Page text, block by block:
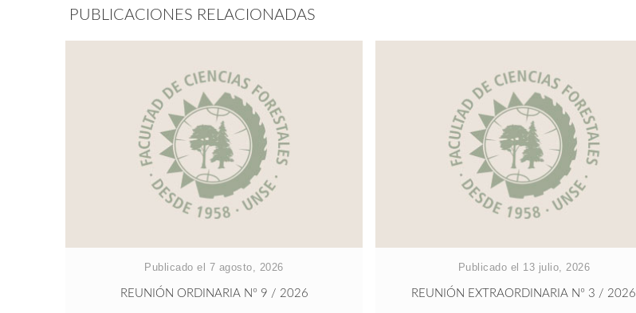
PUBLICACIONES RELACIONADAS
Publicado el 7 agosto, 2026
REUNIÓN ORDINARIA Nº 9 / 2026
Publicado el 13 julio, 2026
REUNIÓN EXTRAORDINARIA Nº 3 / 2026